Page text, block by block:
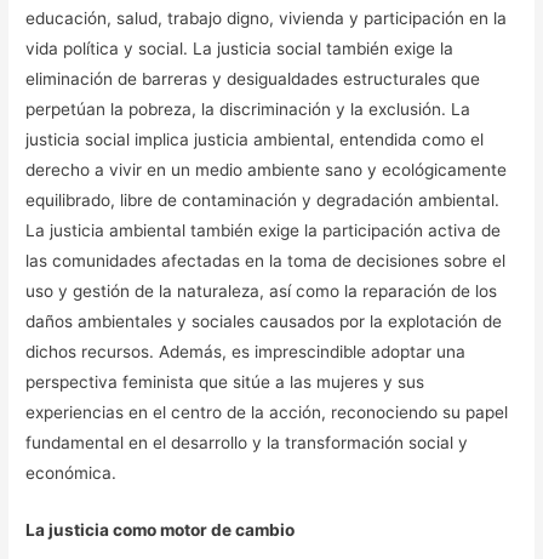
educación, salud, trabajo digno, vivienda y participación en la
vida política y social. La justicia social también exige la
eliminación de barreras y desigualdades estructurales que
perpetúan la pobreza, la discriminación y la exclusión. La
justicia social implica justicia ambiental, entendida como el
derecho a vivir en un medio ambiente sano y ecológicamente
equilibrado, libre de contaminación y degradación ambiental.
La justicia ambiental también exige la participación activa de
las comunidades afectadas en la toma de decisiones sobre el
uso y gestión de la naturaleza, así como la reparación de los
daños ambientales y sociales causados por la explotación de
dichos recursos. Además, es imprescindible adoptar una
perspectiva feminista que sitúe a las mujeres y sus
experiencias en el centro de la acción, reconociendo su papel
fundamental en el desarrollo y la transformación social y
económica.
La justicia como motor de cambio